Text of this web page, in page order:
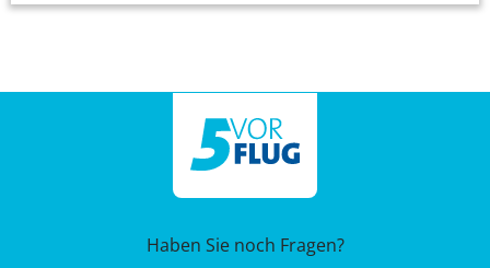
Haben Sie noch Fragen?